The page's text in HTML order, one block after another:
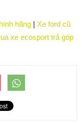
hãng | Xe ford cũ
xe ecosport trả góp